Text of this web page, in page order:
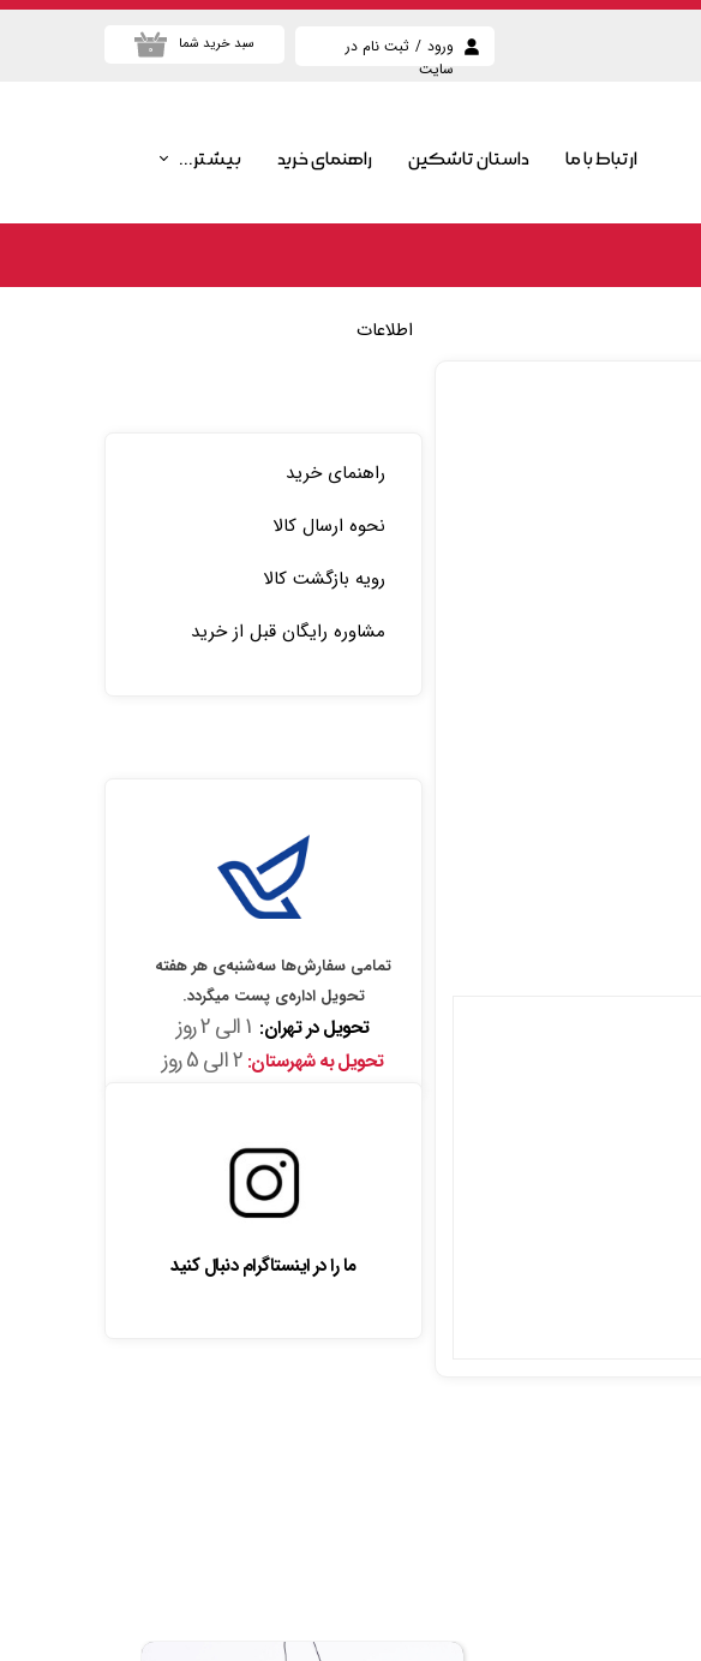
ارتباط با ما داستان تاشکین راهنمای خرید بیشتر...
پرطرفدارترین محصولات
ورود / ثبت نام در
سایت
تغییر گذر واژه
۰ سبد خرید شما
راهنمای خرید
نحوه ارسال کالا
رویه بازگشت کالا
مشاوره رایگان قبل از خرید
تمامی سفارش‌ها سه‌شنبه‌ی هر هفته
تحویل اداره‌ی پست میگردد.
تحویل در تهران:
تحویل به شهرستان: 2 الی 5 روز
اطلاعات
ما را در اینستاگرام دنبال کنید